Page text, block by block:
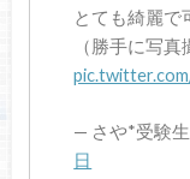
とても綺麗で
（勝手に写
— さや*受験生
日